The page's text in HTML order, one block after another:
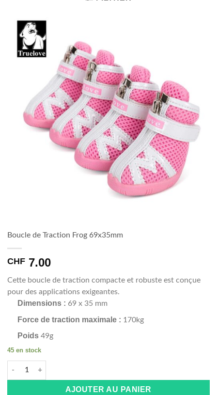
Boucle de Traction Frog 69x35mm
CHF 7.00
Cette boucle de traction compacte et robuste est conçue
pour des applications exigeantes.
Dimensions : 69 x 35 mm
Force de traction maximale : 170kg
Poids49g
45 en stock
AJOUTER AU PANIER
Alternative: